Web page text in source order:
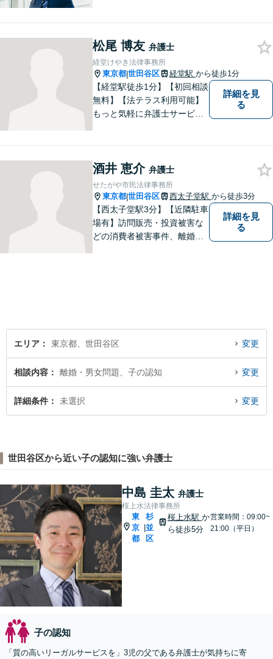
続・離婚に強み【二子玉川駅4
分】【夜間面談OK】
松尾 博友 弁護士
経堂けやき法律事務所
東京都|世田谷区 経堂駅 から徒歩1分
【経堂駅徒歩1分】【初回相談
無料】【法テラス利用可能】
もっと気軽に弁護士サービス
生活の法的トラブルは、基本
的にどのようなことでもご相
談に応じます。お気軽にご相
談ください。
詳細を見
る
酒井 恵介 弁護士
せたがや市民法律事務所
東京都|世田谷区 西太子堂駅 から徒歩3分
【西太子堂駅3分】【近隣駐車
場有】訪問販売・投資被害な
どの消費者被害事件、離婚・
詳細を見
る
エリア 東京都、世田谷区 変更
相談内容 離婚・男女問題、子の認知 変更
詳細条件 未選択 変更
世田谷区から近い子の認知に強い弁護士
中島 圭太 弁護士
桜上水法律事務所
東
京
都
杉
並
区
桜上水駅 か
ら徒歩5分
営業時間：09:00~
21:00（平日）
子の認知
「質の高いリーガルサービスを」3児の父である弁護士が気持ちに寄